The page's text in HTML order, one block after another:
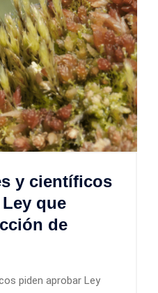
y científicos
que
de
piden aprobar Ley